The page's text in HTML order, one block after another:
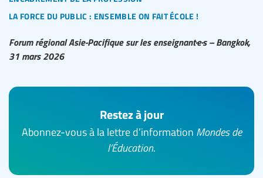
Forum régional Asie-Pacifique sur les enseignant·e·s – Bangkok,
31 mars 2026
la force du public : ensemble on fait école !
Restez à jour
Abonnez-vous à la lettre d’information Mondes de
l’Éducation.